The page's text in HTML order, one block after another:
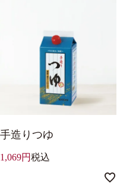
手造りつゆ
1,069 税込